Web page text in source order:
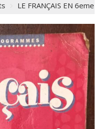
LE FRANÇAIS EN 6eme